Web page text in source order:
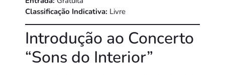
Classificação Indicativa: Livre
Introdução ao Concerto
“Sons do Interior”